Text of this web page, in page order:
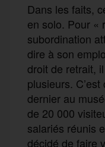
Dans les faits,
en solo. Pour «
subordination
dire à son
droit de retrait,
plusieurs.
dernier au
de 20 000
salariés réunis
décidé de faire